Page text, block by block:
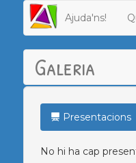
Ajuda'ns!
Galeria
Presentacions
No hi ha cap